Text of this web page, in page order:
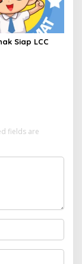
Siap LCC
fields are